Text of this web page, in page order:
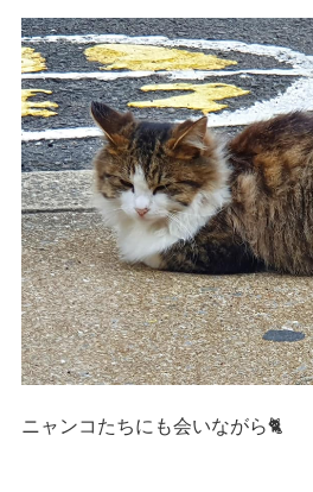
ニャンコたちにも会いながら🐈